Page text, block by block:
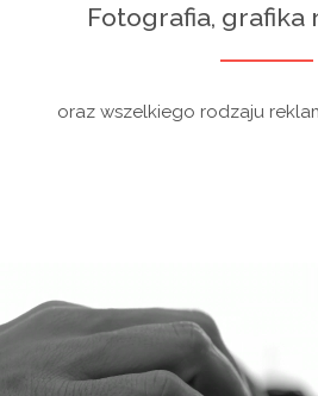
Fotografia, grafika
oraz wszelkiego rodzaju